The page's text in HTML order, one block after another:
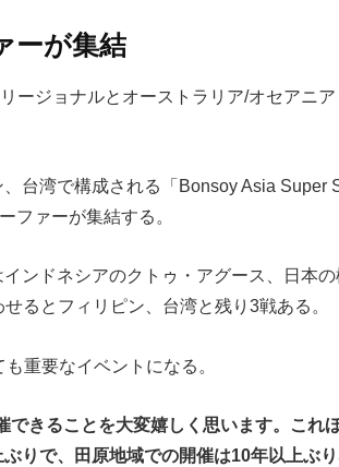
ーが集結
ージョナルとオーストラリア/オセアニ
台湾で構成される「Bonsoy Asia Super
ファーが集結する。
ンドネシアのクトゥ・アグース、日本の
るとフィリピン、台湾と残り3戦ある。
重要なイベントになる。
きることを大変嬉しく思います。これ
りで、田原地域での開催は10年以上ぶ